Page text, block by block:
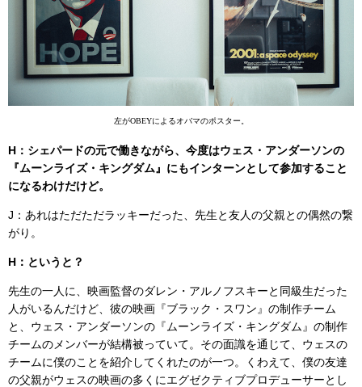
左がOBEYによるオバマのポスター。
H：シェパードの元で働きながら、今度はウェス・アンダーソンの
『ムーンライズ・キングダム』にもインターンとして参加すること
になるわけだけど。
J：あれはただただラッキーだった、先生と友人の父親との偶然の繋
がり。
H：というと？
先生の一人に、映画監督のダレン・アルノフスキーと同級生だった
人がいるんだけど、彼の映画『ブラック・スワン』の制作チーム
と、ウェス・アンダーソンの『ムーンライズ・キングダム』の制作
チームのメンバーが結構被っていて。その面識を通じて、ウェスの
チームに僕のことを紹介してくれたのが一つ。くわえて、僕の友達
の父親がウェスの映画の多くにエグゼクティブプロデューサーとし